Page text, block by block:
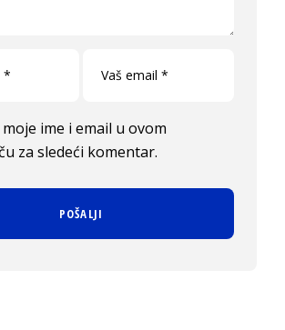
ime i email u ovom
za sledeći komentar.